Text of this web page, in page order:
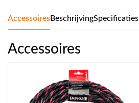
AccessoiresBeschrijvingSpecificaties
Accessoires